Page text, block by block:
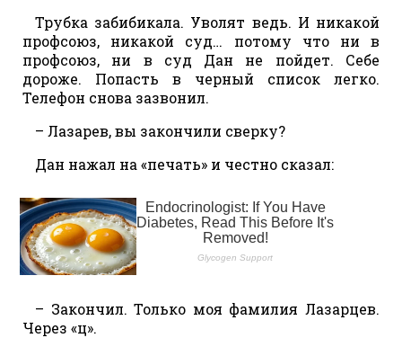
Трубка забибикала. Уволят ведь. И никакой
профсоюз, никакой суд… потому что ни в
профсоюз, ни в суд Дан не пойдет. Себе
дороже. Попасть в черный список легко.
Телефон снова зазвонил.
– Лазарев, вы закончили сверку?
Дан нажал на «печать» и честно сказал:
– Закончил. Только моя фамилия Лазарцев.
Через «ц».